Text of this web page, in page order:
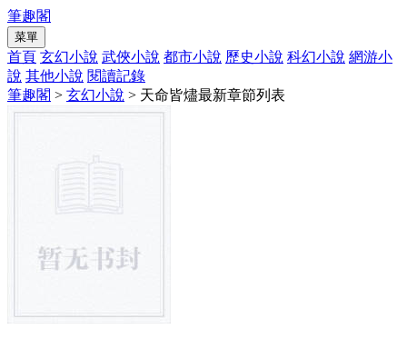
筆趣閣
菜單
首頁 玄幻小說 武俠小說 都市小說 歷史小說 科幻小說 網游小
說 其他小說 閱讀記錄
筆趣閣 > 玄幻小說 > 天命皆燼最新章節列表